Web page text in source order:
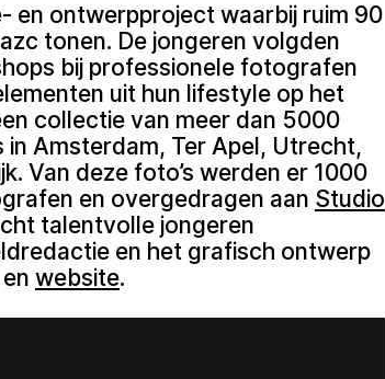
en ontwerpproject waarbij ruim 90
tonen. De jongeren volgden
bij professionele fotografen
uit hun lifestyle op het
collectie van meer dan 5000
in Amsterdam, Ter Apel, Utrecht,
Van deze foto’s werden er 1000
en overgedragen aan Studio
talentvolle jongeren
en het grafisch ontwerp
website.